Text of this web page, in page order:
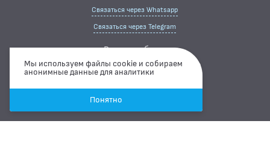
Связаться через Whatsapp
Связаться через Telegram
Режим работы
ПН-ПТ
07:00 ··· 15:00
ВС
Мы используем файлы cookie и собираем
анонимные данные для аналитики
Понятно